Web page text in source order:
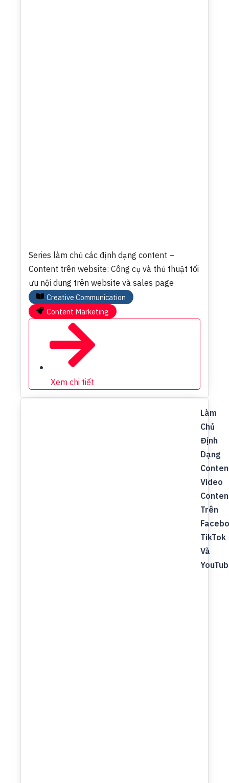
Series làm chủ các định dạng content –
Content trên website: Công cụ và thủ thuật tối
ưu nội dung trên website và sales page
Creative Communication
Content Marketing
Xem chi tiết
Làm
Chủ
Định
Dạng
Video
Trên
TikTok
Và